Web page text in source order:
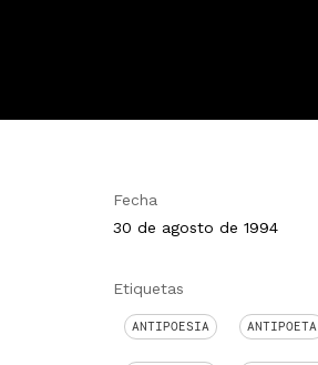
Fecha
30 de agosto de 1994
Etiquetas
ANTIPOESIA ANTIPOETA